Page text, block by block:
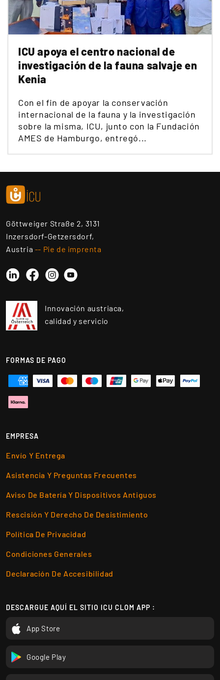
ICU apoya el centro nacional de
investigación de la fauna salvaje en
Kenia
Con el fin de apoyar la conservación
internacional de la fauna y la investigación
sobre la misma, ICU, junto con la Fundación
AMES de Hamburgo, entregó...
Göttweiger Straße 2, 3131
Inzersdorf-Getzersdorf,
Austria -- Pie de imprenta
LinkedinFacebookInstagram
YouTube
Innovación austriaca,
calidad y servicio
FORMAS DE PAGO
EMPRESA
Envío Y Entrega
Asistencia Y Preguntas Frecuentes
Aviso De Batería Y Dispositivos Antiguos
Rescisión Y Derecho De Desistimiento
Política De Privacidad
Condiciones Generales
Declaración De Accesibilidad
DESCARGUE AQUÍ EL SITIO ICU CLOM APP :
App Store
Google Play